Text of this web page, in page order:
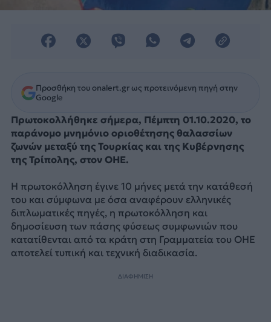
Προσθήκη του onalert.gr ως προτεινόμενη πηγή στην
Google
Πρωτοκολλήθηκε σήμερα, Πέμπτη 01.10.2020, το
παράνομο μνημόνιο οριοθέτησης θαλασσίων
ζωνών μεταξύ της Τουρκίας και της Κυβέρνησης
της Τρίπολης, στον ΟΗΕ.
Η πρωτοκόλληση έγινε 10 μήνες μετά την κατάθεσή
του και σύμφωνα με όσα αναφέρουν ελληνικές
διπλωματικές πηγές, η πρωτοκόλληση και
δημοσίευση των πάσης φύσεως συμφωνιών που
κατατίθενται από τα κράτη στη Γραμματεία του ΟΗΕ
αποτελεί τυπική και τεχνική διαδικασία.
ΔΙΑΦΗΜΙΣΗ